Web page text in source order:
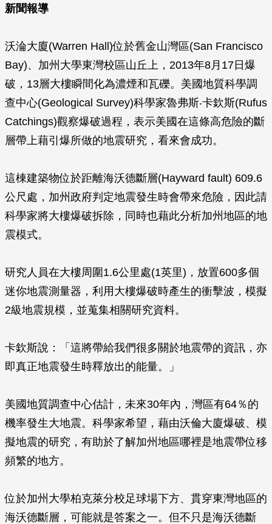
新聞報導
沃淪大廈(Warren Hall)位於舊金山灣區(San Francisco
Bay)、加州大學東灣校區山丘上，2013年8月17日爆
破，13層大樓瞬間化為濃煙和瓦礫。美國地質科學調
查中心(Geological Survey)科學家魯弗斯‧卡欽斯(Rufus
Catchings)觀察爆破過程，表示美國在這條高危險的斷
層帶上藉引爆所做的地震研究，看來會成功。
這棟建築物位於距離海沃德斷層(Hayward fault) 609.6
公尺處，加州政府判定地震發生時會帶來危險，因此請
科學家將大樓爆破拆除，同時也藉此分析加州地區的地
震模式。
研究人員在大樓周圍1.6公里處(1英里)，放置600多個
迷你地震測量器，利用大樓爆破時產生的衝擊波，模擬
2級地震規模，並蒐集相關研究資料。
卡欽斯說：「這將帶給我們很多關於地震帶的資訊，亦
即真正地震發生時釋放出的能量。」
美國地質調查中心估計，未來30年內，灣區有64％的
機率發生大地震。科學家希望，藉由沃倫大廈爆破、模
擬地震的研究，有助於了解加州地區哪裡是地震帶位移
頻繁的地方。
位於加州大學柏克萊分校足球場下方、貫穿東灣地區的
海沃德斷層，可能就是答案之一。但不只是海沃德斷